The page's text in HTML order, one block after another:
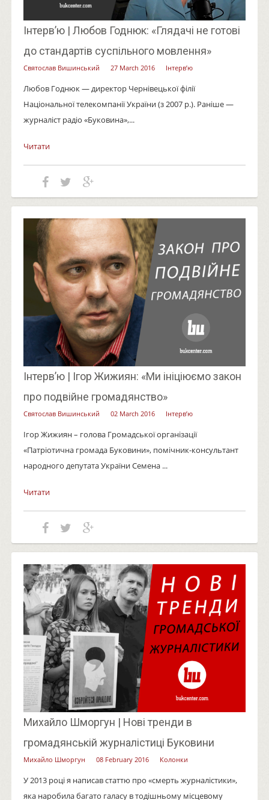
Інтерв’ю | Любов Годнюк: «Глядачі не готові
до стандартів суспільного мовлення»
Святослав Вишинський 27 March 2016 Інтерв’ю
Любов Годнюк — директор Чернівецької філії
Національної телекомпанії України (з 2007 р.). Раніше —
журналіст радіо «Буковина»,...
Читати
Інтерв’ю | Ігор Жижиян: «Ми ініціюємо закон
про подвійне громадянство»
Святослав Вишинський 02 March 2016 Інтерв’ю
Ігор Жижиян – голова Громадської організації
«Патріотична громада Буковини», помічник-консультант
народного депутата України Семена ...
Читати
Михайло Шморгун | Нові тренди в
громадянській журналістиці Буковини
Михайло Шморгун 08 February 2016 Колонки
У 2013 році я написав статтю про «смерть журналістики»,
яка наробила багато галасу в тодішньому місцевому